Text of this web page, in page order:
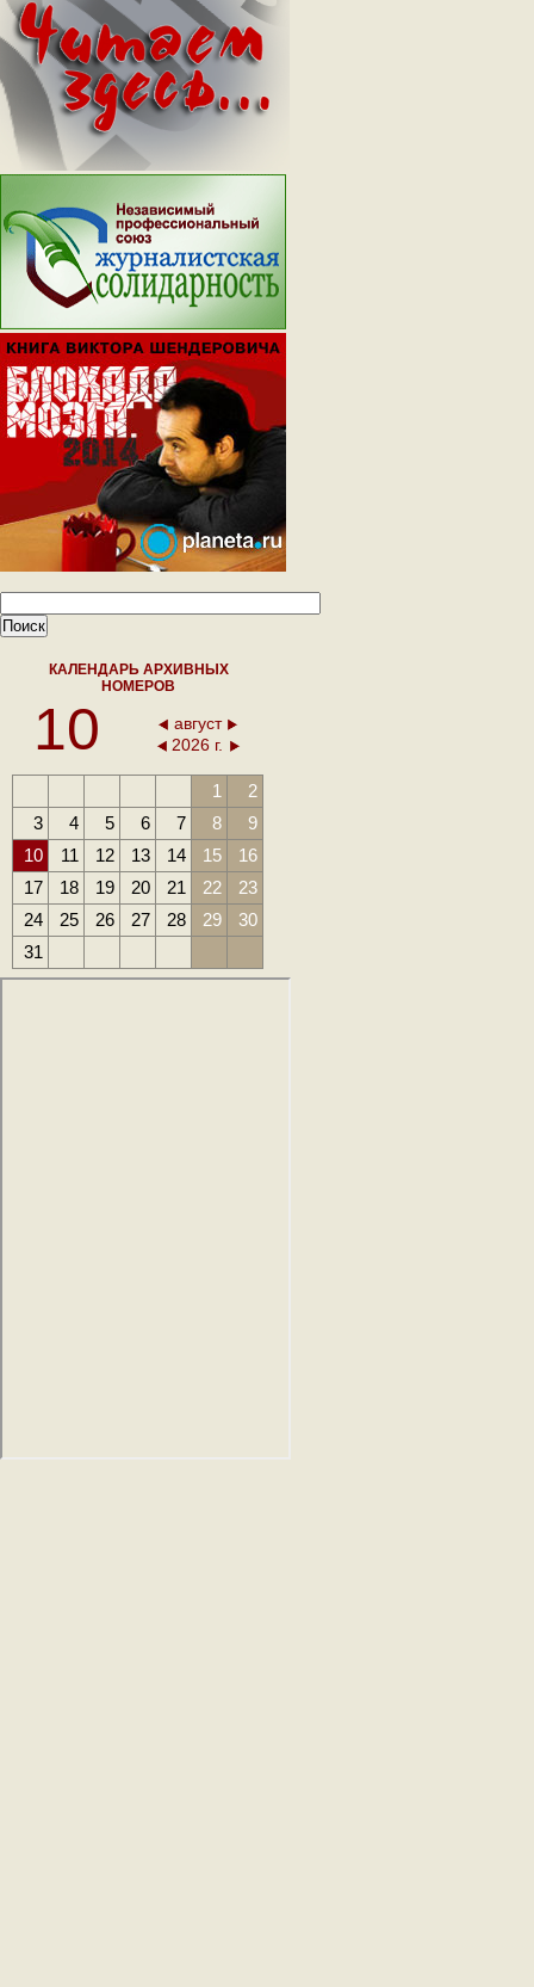
КАЛЕНДАРЬ АРХИВНЫХ
НОМЕРОВ
10
август
2026 г.
1
2
3
4 5 6 7 8
9
10
11 12 13 14 15
16
17
18 19 20 21 22
23
24
25 26 27 28 29
30
31